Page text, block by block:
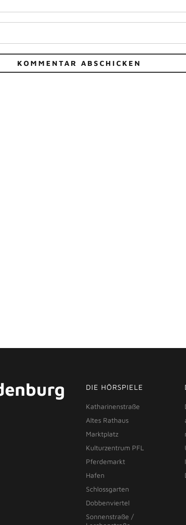
DIE HÖRSPIELE
Katharinenstraße
Altes Rathaus
Marktplatz
Kulturzentrum PFL
Pferdemarkt
Hafen
Schlossgarten
Dobbenviertel
Sonnenstraße /